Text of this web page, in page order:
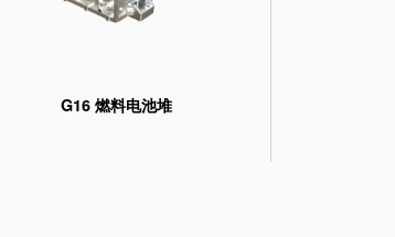
G16 燃料电池堆